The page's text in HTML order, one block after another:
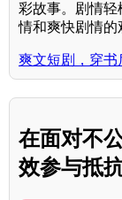
彩故事。剧情轻
情和爽快剧情
爽文短剧，穿书
在面对不
效参与抵